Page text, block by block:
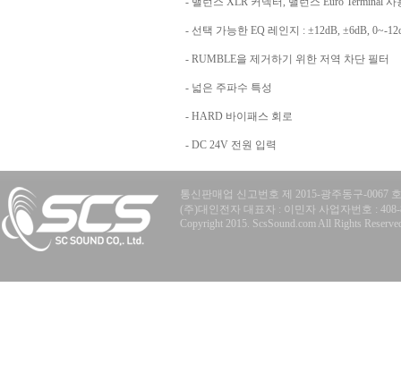
- 선택 가능한 EQ 레인지 : ±12dB, ±6dB, 0~-
- RUMBLE을 제거하기 위한 저역 차단 필터
- 넓은 주파수 특성
- HARD 바이패스 회로
- DC 24V 전원 입력
통신판매업 신고번호 제 2015-광주동구-0067
(주)대인전자 대표자 : 이민자 사업자번호 :
Copyright 2015. ScsSound.com All Rights